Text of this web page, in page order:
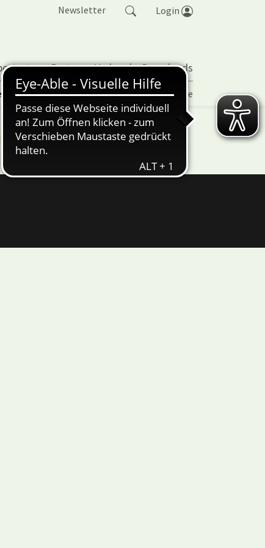
Newsletter Login
Partner Verband Downloads
| TORP Vereinspokal Turniere
nuScore